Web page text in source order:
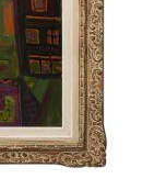
,
,
,
,